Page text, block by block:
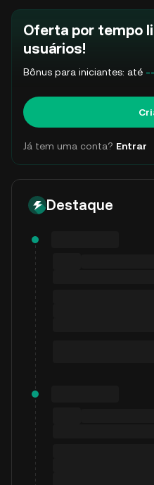
Oferta por tempo
usuários!
Bônus para iniciantes: até
Já tem uma conta? Entrar
Destaque